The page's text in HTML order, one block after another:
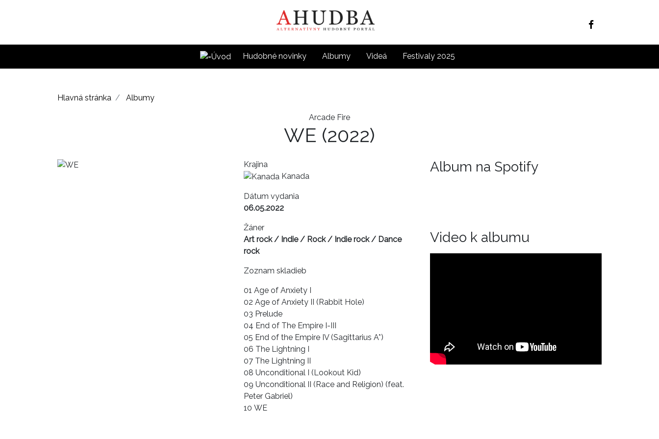
Hudobné novinky Albumy Videá Festivaly 2025
Hlavná stránka Albumy
Arcade Fire
WE (2022)
Krajina
Kanada
Dátum vydania
06.05.2022
Žáner
Art rock / Indie / Rock / Indie rock / Dance
rock
Zoznam skladieb
01 Age of Anxiety I
02 Age of Anxiety II (Rabbit Hole)
03 Prelude
04 End of The Empire I-III
05 End of the Empire IV (Sagittarius A*)
06 The Lightning I
07 The Lightning II
08 Unconditional I (Lookout Kid)
09 Unconditional II (Race and Religion) (feat.
Peter Gabriel)
10 WE
Album na Spotify
Video k albumu